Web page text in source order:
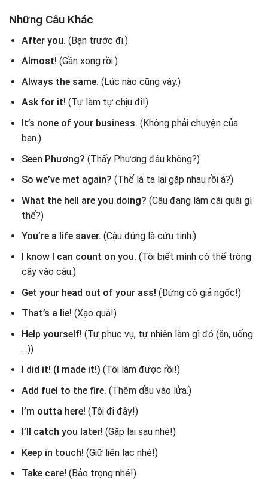
Những Câu Khác
After you. (Bạn trước đi.)
Almost! (Gần xong rồi.)
Always the same. (Lúc nào cũng vậy.)
Ask for it! (Tự làm tự chịu đi!)
It’s none of your business. (Không phải chuyện của
bạn.)
Seen Phương? (Thấy Phương đâu không?)
So we’ve met again? (Thế là ta lại gặp nhau rồi à?)
What the hell are you doing? (Cậu đang làm cái quái gì
thế?)
You’re a life saver. (Cậu đúng là cứu tinh.)
I know I can count on you. (Tôi biết mình có thể trông
cậy vào cậu.)
Get your head out of your ass! (Đừng có giả ngốc!)
That’s a lie! (Xạo quá!)
Help yourself! (Tự phục vụ, tự nhiên làm gì đó (ăn, uống
…))
I did it! (I made it!) (Tôi làm được rồi!)
Add fuel to the fire. (Thêm dầu vào lửa.)
I’m outta here! (Tôi đi đây!)
I’ll catch you later! (Gặp lại sau nhé!)
Keep in touch! (Giữ liên lạc nhé!)
Take care! (Bảo trọng nhé!)